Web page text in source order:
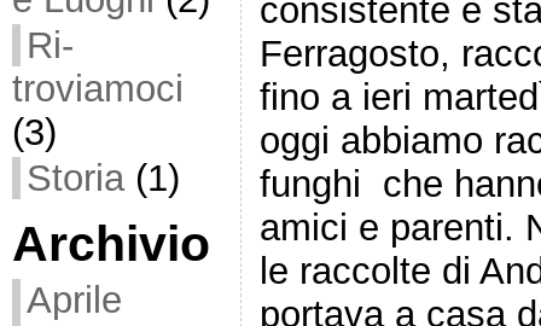
Ri-
troviamoci
(3)
Storia(1)
Archivio
Aprile
consistente è
Ferragosto,
fino a ieri
oggi abbiamo
funghi che
amici e parenti.
le raccolte di
portava a casa